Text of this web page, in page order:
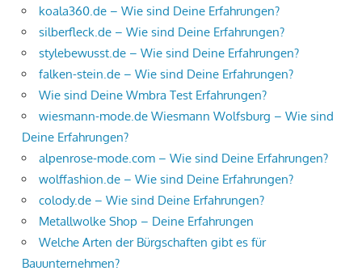
koala360.de – Wie sind Deine Erfahrungen?
silberfleck.de – Wie sind Deine Erfahrungen?
stylebewusst.de – Wie sind Deine Erfahrungen?
falken-stein.de – Wie sind Deine Erfahrungen?
Wie sind Deine Wmbra Test Erfahrungen?
wiesmann-mode.de Wiesmann Wolfsburg – Wie sind
Deine Erfahrungen?
alpenrose-mode.com – Wie sind Deine Erfahrungen?
wolffashion.de – Wie sind Deine Erfahrungen?
colody.de – Wie sind Deine Erfahrungen?
Metallwolke Shop – Deine Erfahrungen
Welche Arten der Bürgschaften gibt es für
Bauunternehmen?